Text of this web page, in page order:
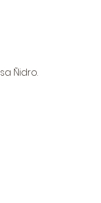
Ñidro.